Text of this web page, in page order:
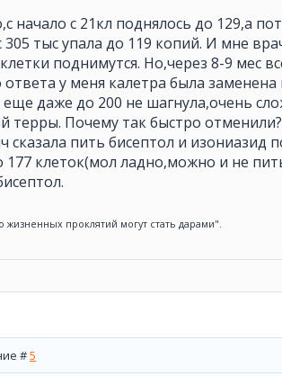
начало с 21кл поднялось до 129,а
305 тыс упала до 119 копий. И мне
поднимутся. Но,через 8-9 мес
у меня калетра была заменена
даже до 200 не шагнула,очень
терры. Почему так быстро
сказала пить бисептол и изониазид
177 клеток(мол ладно,можно и не
проклятий могут стать дарами".
#5